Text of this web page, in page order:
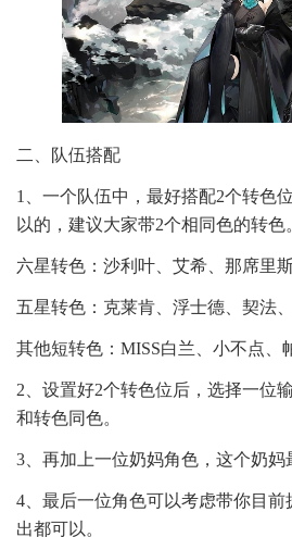
二、队伍搭配
1、一个队伍中，最好搭配2个转色
以的，建议大家带2个相同色的转色
六星转色：沙利叶、艾希、那席里
五星转色：克莱肯、浮士德、契法
其他短转色：MISS白兰、小不点、
2、设置好2个转色位后，选择一位
和转色同色。
3、再加上一位奶妈角色，这个奶妈
4、最后一位角色可以考虑带你目
出都可以。